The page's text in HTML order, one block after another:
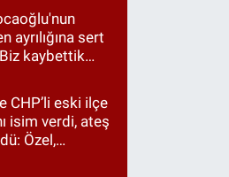
ayrılığına sert
kaybettik
CHP’li eski ilçe
isim verdi, ateş
Özel,